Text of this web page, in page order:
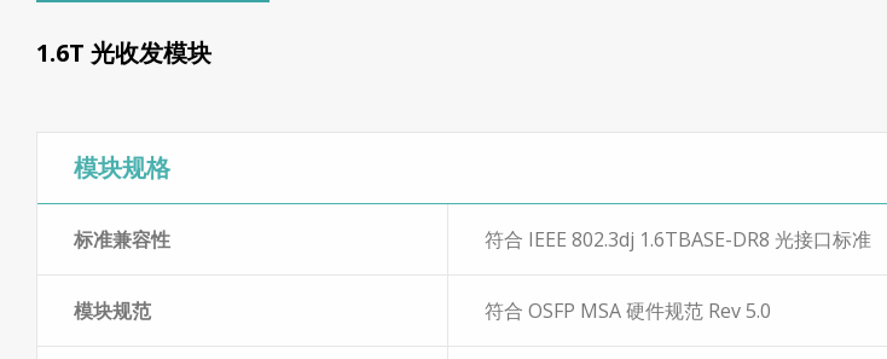
1.6T 光收发模块
模块规格
标准兼容性 符合 IEEE 802.3dj 1.6TBASE-DR8 光接口标准
模块规范 符合 OSFP MSA 硬件规范 Rev 5.0